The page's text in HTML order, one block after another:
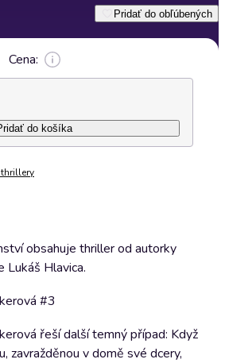
Pridať do obľúbených
Cena:
do košíka
thrillery
obsahuje thriller od autorky
Lukáš Hlavica.
#3
řeší další temný případ: Když
zavražděnou v domě své dcery,